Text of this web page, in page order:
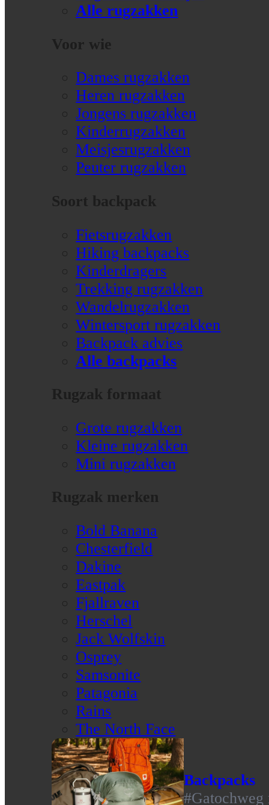
Alle rugzakken
Voor wie
Dames rugzakken
Heren rugzakken
Jongens rugzakken
Kinderrugzakken
Meisjesrugzakken
Peuter rugzakken
Soort backpack
Fietsrugzakken
Hiking backpacks
Kinderdragers
Trekking rugzakken
Wandelrugzakken
Wintersport rugzakken
Backpack advies
Alle backpacks
Rugzak formaat
Grote rugzakken
Kleine rugzakken
Mini rugzakken
Rugzak merken
Bold Banana
Chesterfield
Dakine
Eastpak
Fjallraven
Herschel
Jack Wolfskin
Osprey
Samsonite
Patagonia
Rains
The North Face
Backpacks
#Gatochweg